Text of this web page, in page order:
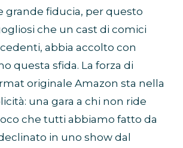
grande fiducia, per questo
che un cast di comici
abbia accolto con
questa sfida. La forza di
originale Amazon sta nella
una gara a chi non ride
che tutti abbiamo fatto da
in uno show dal